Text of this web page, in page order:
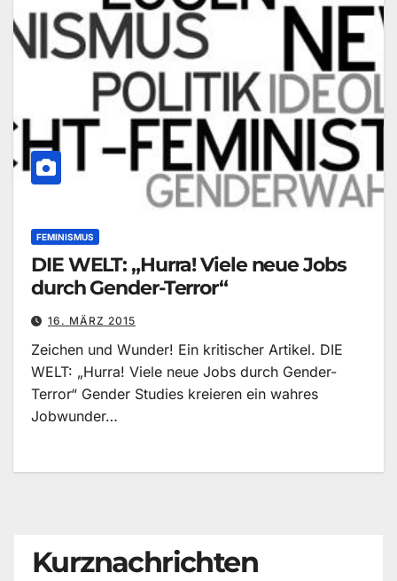
FEMINISMUS
DIE WELT: „Hurra! Viele neue Jobs
durch Gender-Terror“
16. MÄRZ 2015
Zeichen und Wunder! Ein kritischer Artikel. DIE
WELT: „Hurra! Viele neue Jobs durch Gender-
Terror“ Gender Studies kreieren ein wahres
Jobwunder…
Kurznachrichten